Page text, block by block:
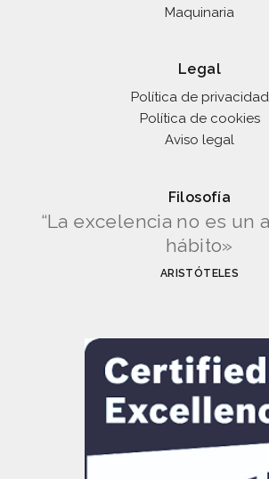
Maquinaria
Legal
Política de privacidad
Política de cookies
Aviso legal
Filosofía
“La excelencia no es un
hábito»
ARISTÓTELES